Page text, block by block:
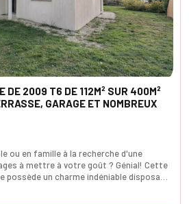
DE 2009 T6 DE 112M² SUR 400M²
GARAGE ET NOMBREUX
ou en famille à la recherche d'une
à mettre à votre goût ? Génial! Cette
possède un charme indéniable disposant
volumes de cette maison répondront à